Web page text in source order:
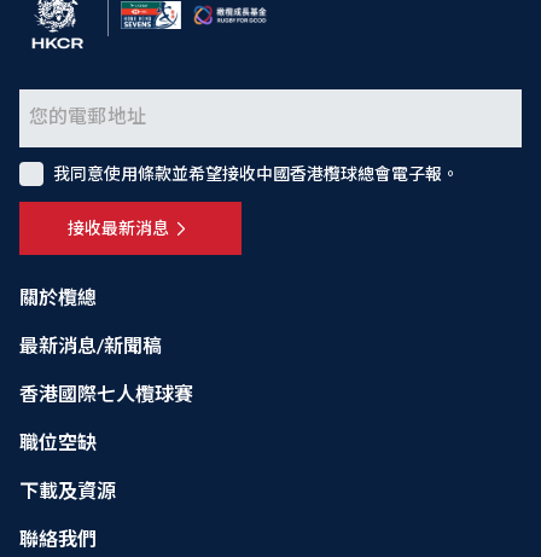
關於欖總
最新消息/新聞稿
香港國際七人欖球賽
職位空缺
下載及資源
聯絡我們
接收最新消息
我同意使用條款並希望接收中國香港欖球總會電子報。